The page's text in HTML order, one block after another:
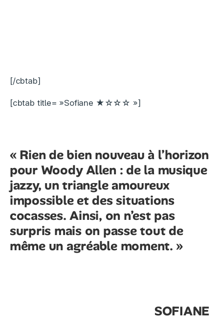
[/cbtab]
[cbtab title= »Sofiane ★☆☆☆ »]
« Rien de bien nouveau à l’horizon
pour Woody Allen : de la musique
jazzy, un triangle amoureux
impossible et des situations
cocasses. Ainsi, on n’est pas
surpris mais on passe tout de
même un agréable moment. »
SOFIANE